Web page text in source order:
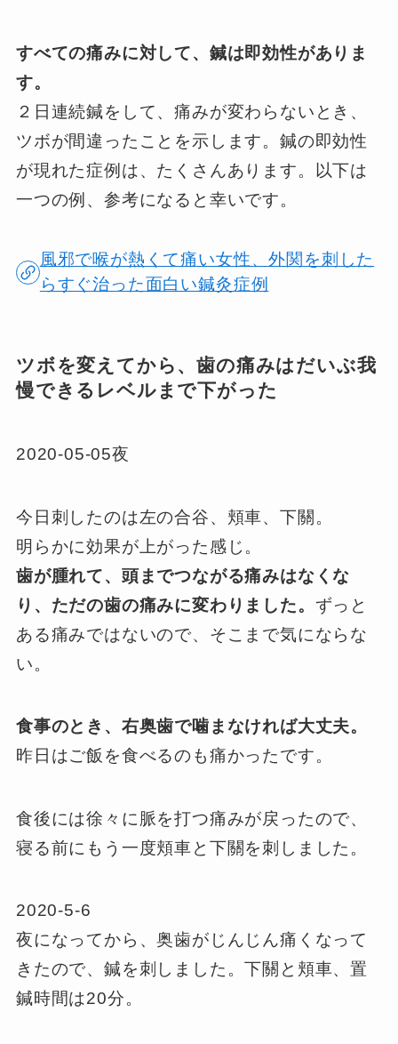
すべての痛みに対して、鍼は即効性がありま
す。
２日連続鍼をして、痛みが変わらないとき、
ツボが間違ったことを示します。鍼の即効性
が現れた症例は、たくさんあります。以下は
一つの例、参考になると幸いです。
風邪で喉が熱くて痛い女性、外関を刺した
らすぐ治った面白い鍼灸症例
ツボを変えてから、歯の痛みはだいぶ我
慢できるレベルまで下がった
2020-05-05夜
今日刺したのは左の合谷、頬車、下關。
明らかに効果が上がった感じ。
歯が腫れて、頭までつながる痛みはなくな
り、ただの歯の痛みに変わりました。 ずっと
ある痛みではないので、そこまで気にならな
い。
食事のとき、右奥歯で噛まなければ大丈夫。
昨日はご飯を食べるのも痛かったです。
食後には徐々に脈を打つ痛みが戻ったので、
寝る前にもう一度頬車と下關を刺しました。
2020-5-6
夜になってから、奥歯がじんじん痛くなって
きたので、鍼を刺しました。下關と頬車、置
鍼時間は20分。